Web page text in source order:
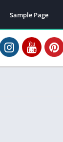
Sample Page